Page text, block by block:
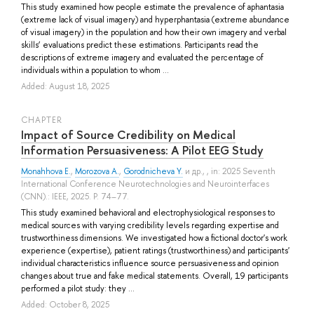
This study examined how people estimate the prevalence of aphantasia
(extreme lack of visual imagery) and hyperphantasia (extreme abundance
of visual imagery) in the population and how their own imagery and verbal
skills’ evaluations predict these estimations. Participants read the
descriptions of extreme imagery and evaluated the percentage of
individuals within a population to whom ...
Added: August 18, 2025
СHAPTER
Impact of Source Credibility on Medical
Information Persuasiveness: A Pilot EEG Study
Monahhova E., Morozova A., Gorodnicheva Y. и др., , in: 2025 Seventh
International Conference Neurotechnologies and Neurointerfaces
(CNN).: IEEE, 2025. P. 74–77.
This study examined behavioral and electrophysiological responses to
medical sources with varying credibility levels regarding expertise and
trustworthiness dimensions. We investigated how a fictional doctor's work
experience (expertise), patient ratings (trustworthiness) and participants'
individual characteristics influence source persuasiveness and opinion
changes about true and fake medical statements. Overall, 19 participants
performed a pilot study: they ...
Added: October 8, 2025